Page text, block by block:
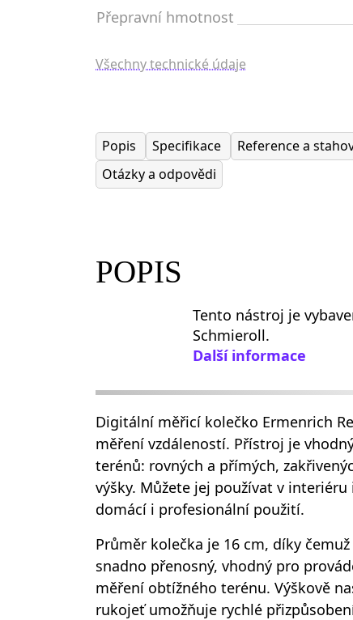
Přepravní hmotnost
Všechny technické údaje
Popis Specifikace Reference a
Otázky a odpovědi
POPIS
Tento nástroj je
Schmieroll.
Další informace
Digitální měřicí kolečko Ermenrich
měření vzdáleností. Přístroj je
terénů: rovných a přímých,
výšky. Můžete jej používat v
domácí i profesionální použití.
Průměr kolečka je 16 cm, díky
snadno přenosný, vhodný pro
měření obtížného terénu. Výškově
rukojeť umožňuje rychlé